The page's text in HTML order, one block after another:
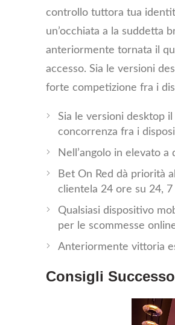
controllo tuttora tua
un’occhiata a la suddetta
anteriormente tornata il
accesso. Sia le versioni
forte competizione fra i
Sia le versioni desktop
concorrenza fra i
Nell’angolo in elevato a
Bet On Red dà priorità
clientela 24 ore su 24, 7
Qualsiasi dispositivo
per le scommesse
Anteriormente vittoria
Consigli